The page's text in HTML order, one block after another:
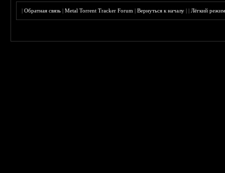
|Обратная связь |Metal Torrent Tracker Forum |Вернуться к началу ||Лёгкий